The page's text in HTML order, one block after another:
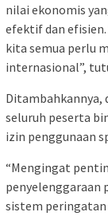
nilai ekonomis
efektif dan
kita semua perlu
internasional”,
Ditambahkannya,
seluruh peserta
izin penggunaan
“Mengingat
penyelenggaraan
sistem peringatan